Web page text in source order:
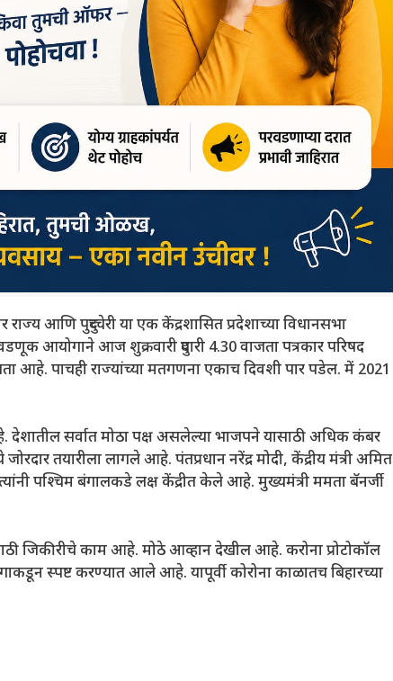
आणि पुदुच्चेरी या एक केंद्रशासित प्रदेशाच्या विधानसभा
आयोगाने आज शुक्रवारी दुपारी 4.30 वाजता पत्रकार परिषद
आहे. पाचही राज्यांच्या मतगणना एकाच दिवशी पार पडेल. में 2021
सर्वात मोठा पक्ष असलेल्या भाजपने यासाठी अधिक कंबर
तयारीला लागले आहे. पंतप्रधान नरेंद्र मोदी, केंद्रीय मंत्री अमित
पश्‍चिम बंगालकडे लक्ष केंद्रीत केले आहे. मुख्यमंत्री ममता बॅनर्जी
जिकीरीचे काम आहे. मोठे आव्हान देखील आहे. करोना प्रोटोकॉल
स्पष्ट करण्यात आले आहे. यापूर्वी कोरोना काळातच बिहारच्या